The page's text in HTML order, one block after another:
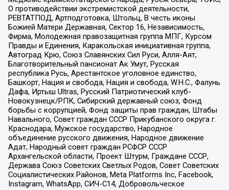
О противодействии экстремистской деятельности,
РЕВТАТПОД, Артподготовка, Штольц, В честь иконы
Божией Матери Державная, Сектор 16, Независимость,
Фирма, Молодежная правозащитная группа МПГ, Курсом
Правды и Единения, Каракольская инициативная группа,
Автоград Крю, Союз Славянских Сил Руси, Алля-Аят,
Благотворительный пансионат Ак Умут, Русская
республика Русь, Арестантское уголовное единство,
Башкорт, Нация и свобода, Нация и свобода, W.H.С., Фалунь
Дафа, Иртыш Ultras, Русский Патриотический клуб-
Новокузнецк/РПК, Сибирский державный союз, Фонд
борьбы с коррупцией, Фонд защиты прав граждан, Штабы
Навального, Совет граждан СССР Прикубанского округа г.
Краснодара, Мужское государство, Народное
объединение русского движения, Народное движение
Адат, Народный совет граждан РСФСР СССР
Архангельской области, Проект Штурм, Граждане СССР,
Держава Союз Советских Светлых Родов, Совет Советских
Социалистических Районов, Meta Platforms Inc, Facebook,
Instagram, WhatsApp, СИЧ-С14, Добровольческое